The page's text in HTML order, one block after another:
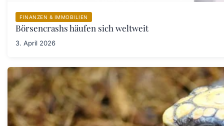
FINANZEN & IMMOBILIEN
Börsencrashs häufen sich weltweit
3. April 2026